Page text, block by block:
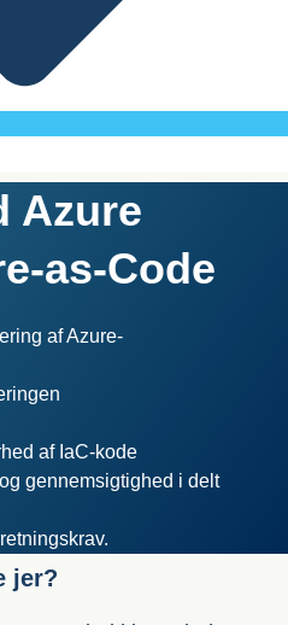
Azure
as-Code
af Azure-
af IaC-kode
gennemsigtighed i delt
jer?